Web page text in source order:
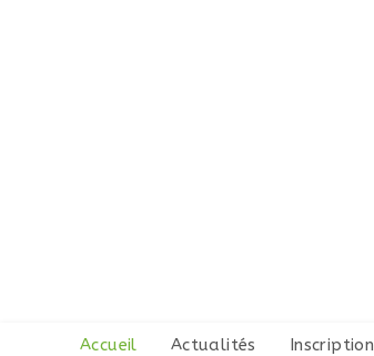
Accueil Actualités Inscription